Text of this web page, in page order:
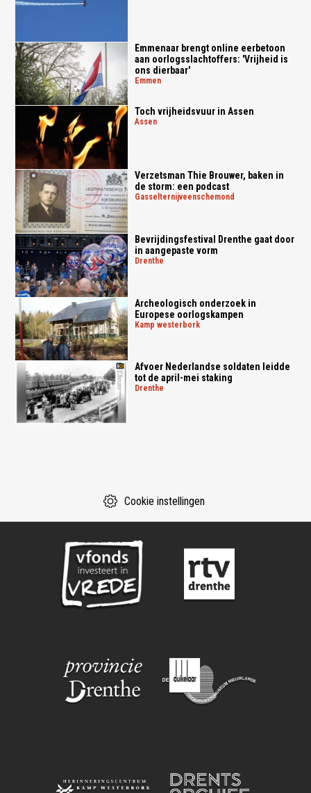
Emmenaar brengt online eerbetoon
aan oorlogsslachtoffers: 'Vrijheid is
ons dierbaar'
emmen
Toch vrijheidsvuur in Assen
assen
Verzetsman Thie Brouwer, baken in
de storm: een podcast
gasselternijveenschemond
Bevrijdingsfestival Drenthe gaat door
in aangepaste vorm
drenthe
Archeologisch onderzoek in
Europese oorlogskampen
kamp westerbork
Afvoer Nederlandse soldaten leidde
tot de april-mei staking
drenthe
Cookie instellingen